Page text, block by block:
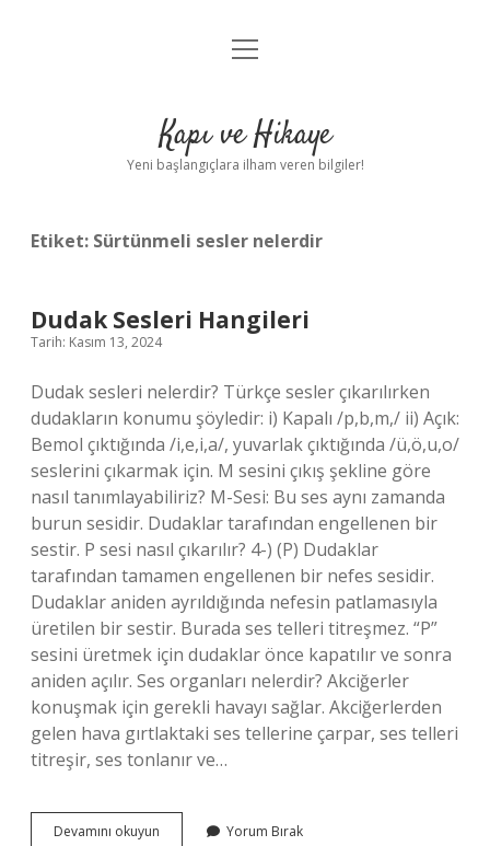
Anasayfa
Yasal Uyarı
menüyü
Kapı ve Hikaye
Yeni başlangıçlara ilham veren bilgiler!
Etiket: Sürtünmeli sesler nelerdir
Dudak Sesleri Hangileri
Tarih: Kasım 13, 2024
Dudak sesleri nelerdir? Türkçe sesler çıkarılırken
dudakların konumu şöyledir: i) Kapalı /p,b,m,/ ii) Açık:
Bemol çıktığında /i,e,i,a/, yuvarlak çıktığında /ü,ö,u,o/
seslerini çıkarmak için. M sesini çıkış şekline göre
nasıl tanımlayabiliriz? M-Sesi: Bu ses aynı zamanda
burun sesidir. Dudaklar tarafından engellenen bir
sestir. P sesi nasıl çıkarılır? 4-) (P) Dudaklar
tarafından tamamen engellenen bir nefes sesidir.
Dudaklar aniden ayrıldığında nefesin patlamasıyla
üretilen bir sestir. Burada ses telleri titreşmez. “P”
sesini üretmek için dudaklar önce kapatılır ve sonra
aniden açılır. Ses organları nelerdir? Akciğerler
konuşmak için gerekli havayı sağlar. Akciğerlerden
gelen hava gırtlaktaki ses tellerine çarpar, ses telleri
titreşir, ses tonlanır ve…
Devamını okuyun Yorum Bırak